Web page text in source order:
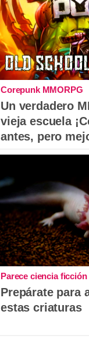
Corepunk MMORPG
Un verdadero
vieja escuela
antes, pero
Parece ciencia ficción
Prepárate para
estas criaturas